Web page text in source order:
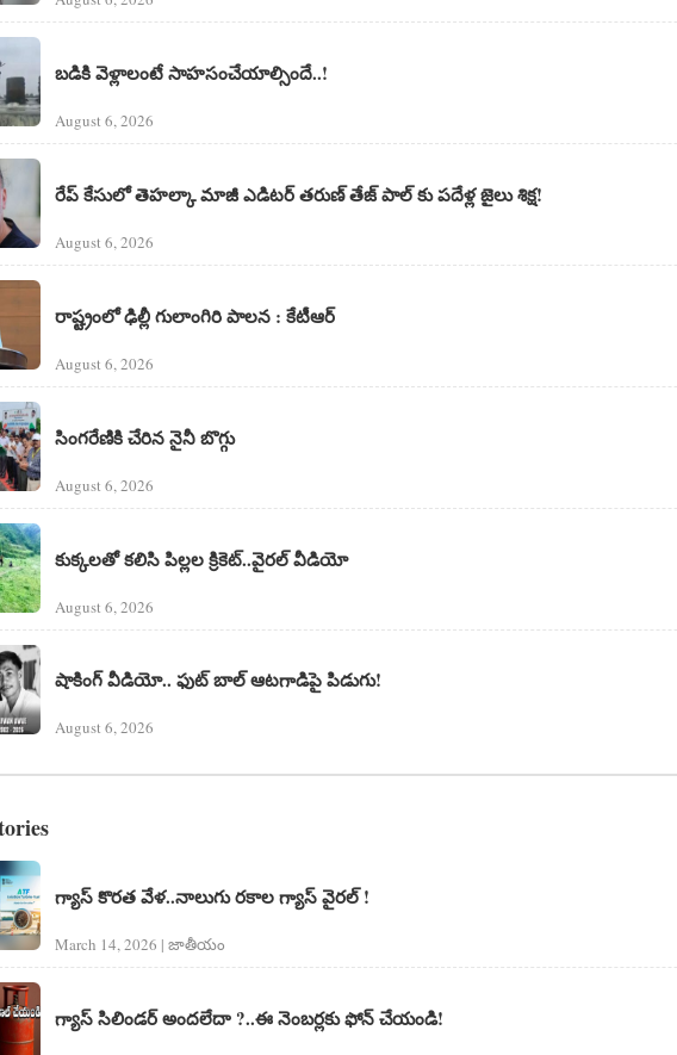
బడికి వెళ్లాలంటే సాహసంచేయాల్సిందే..!
August 6, 2026
రేప్ కేసులో తెహల్కా మాజీ ఎడిటర్ తరుణ్ తేజ్ పాల్ కు పదేళ్ల జైలు శిక్ష!
August 6, 2026
రాష్ట్రంలో ఢిల్లీ గులాంగిరి పాలన : కేటీఆర్
August 6, 2026
సింగరేణికి చేరిన నైనీ బొగ్గు
August 6, 2026
కుక్కలతో కలిసి పిల్లల క్రికెట్..వైరల్ వీడియో
August 6, 2026
షాకింగ్ వీడియో.. ఫుట్ బాల్ ఆటగాడిపై పిడుగు!
August 6, 2026
గ్యాస్ కొరత వేళ..నాలుగు రకాల గ్యాస్ వైరల్ !
March 14, 2026 | జాతీయం
గ్యాస్ సిలిండర్ అందలేదా ?..ఈ నెంబర్లకు ఫోన్ చేయండి!